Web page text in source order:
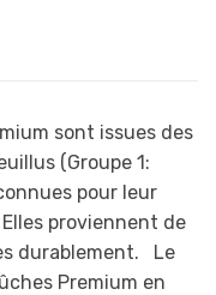
sont issues des
(Groupe 1:
pour leur
proviennent de
durablement. Le
Premium en